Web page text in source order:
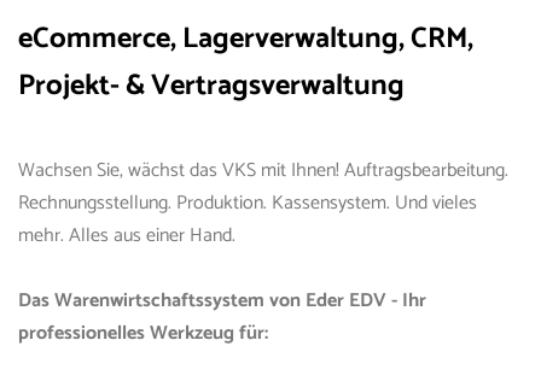
eCommerce, Lagerverwaltung, CRM,
Projekt- & Vertragsverwaltung
Wachsen Sie, wächst dasVKSmit Ihnen! Auftragsbearbeitung.
Rechnungsstellung. Produktion. Kassensystem. Und vieles
mehr. Alles aus einer Hand.
Das Warenwirtschaftssystem vonEder EDV- Ihr
professionelles Werkzeug für: